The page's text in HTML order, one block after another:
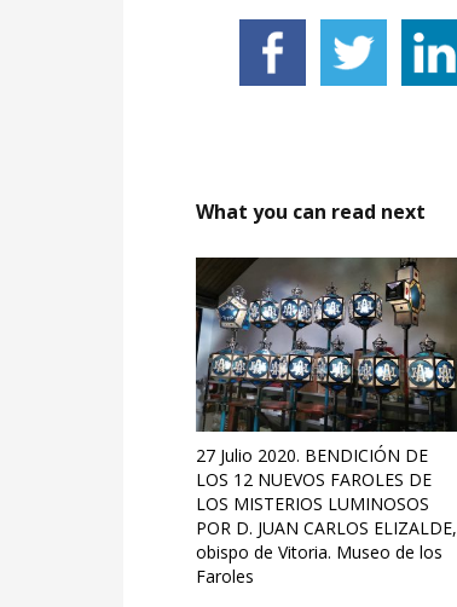
What you can read next
27 Julio 2020. BENDICIÓN DE
LOS 12 NUEVOS FAROLES DE
LOS MISTERIOS LUMINOSOS
POR D. JUAN CARLOS ELIZALDE,
obispo de Vitoria. Museo de los
Faroles